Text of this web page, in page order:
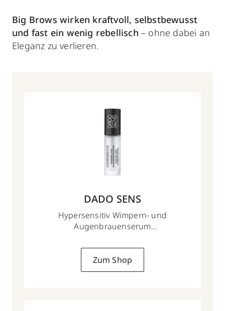
Big Brows wirken kraftvoll, selbstbewusst
und fast ein wenig rebellisch – ohne dabei an
Eleganz zu verlieren.
DADO SENS
Hypersensitiv Wimpern- und
Augenbrauenserum
Zum Shop